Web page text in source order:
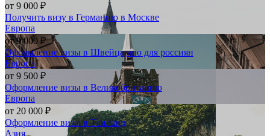
от 9 000 ₽
Получить визу в Германию в Москве
Европа
от9 000 ₽
Оформление визы в Швейцарию для россиян
Европа
от 9 500 ₽
Оформление визы в Великобританию
Европа
от 20 000 ₽
Оформление визы в Таиланд
Азия